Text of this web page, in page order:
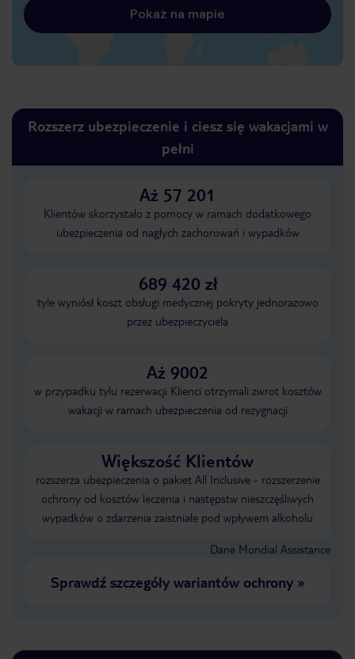
Pokaż na mapie
Rozszerz ubezpieczenie i ciesz się wakacjami w
pełni
Aż 57 201
Klientów skorzystało z pomocy w ramach dodatkowego
ubezpieczenia od nagłych zachorowań i wypadków
689 420 zł
tyle wyniósł koszt obsługi medycznej pokryty jednorazowo
przez ubezpieczyciela
Aż 9002
w przypadku tylu rezerwacji Klienci otrzymali zwrot kosztów
wakacji w ramach ubezpieczenia od rezygnacji
Większość Klientów
rozszerza ubezpieczenia o pakiet All Inclusive - rozszerzenie
ochrony od kosztów leczenia i następstw nieszczęśliwych
wypadków o zdarzenia zaistniałe pod wpływem alkoholu
Dane Mondial Assistance
Sprawdź szczegóły wariantów ochrony»